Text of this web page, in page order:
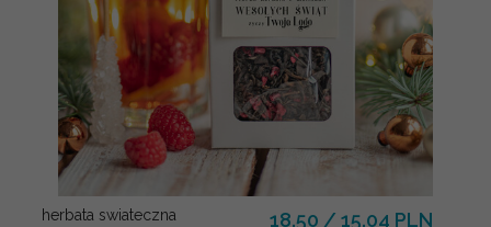
herbata swiateczna
18.50 / 15.04 PLN